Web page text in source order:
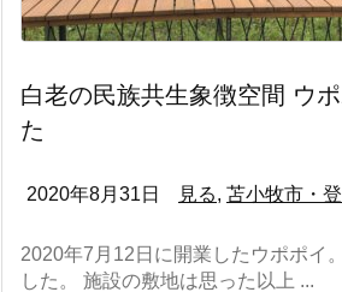
白老の民族共生象徴空間 ウ
た
2020年8月31日 見る, 苫小牧市・
2020年7月12日に開業したウポポイ
した。 施設の敷地は思った以上 ...